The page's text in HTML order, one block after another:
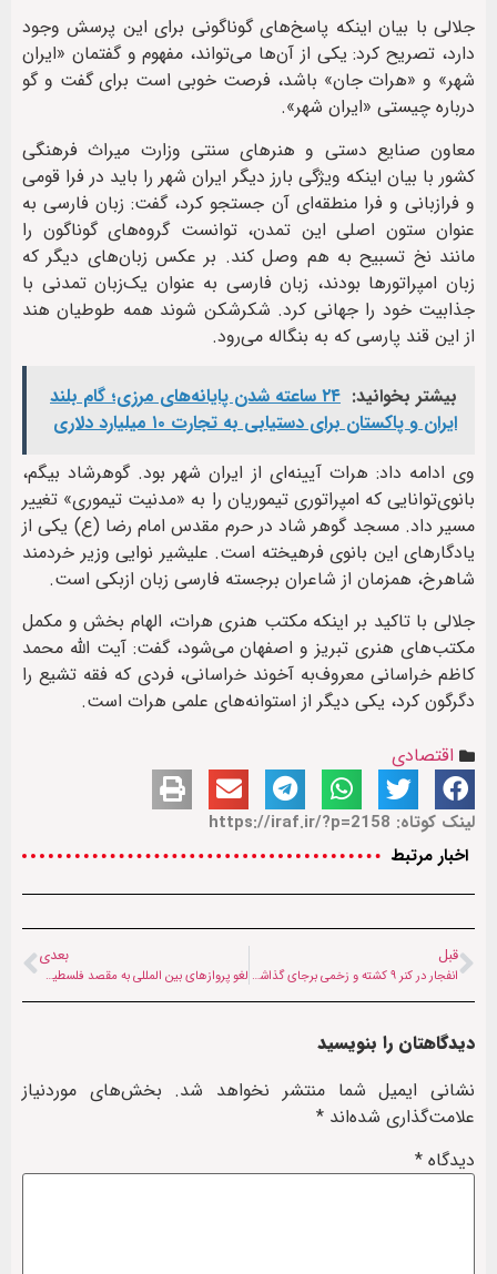
جلالی با بیان اینکه پاسخ‌های گوناگونی برای این پرسش وجود
دارد، تصریح کرد: یکی از آن‌ها می‌تواند، مفهوم و گفتمان «ایران
شهر» و «هرات جان» باشد، فرصت خوبی است برای گفت و گو
درباره چیستی «ایران شهر».
معاون صنایع دستی و هنرهای سنتی وزارت میراث فرهنگی
کشور با بیان اینکه ویژگی‌ بارز دیگر ایران شهر را باید در فرا قومی
و فرازبانی و فرا منطقه‌ای آن جستجو کرد، گفت: زبان فارسی به
عنوان ستون اصلی این تمدن، توانست گروه‌های گوناگون را
مانند نخ تسبیح به هم وصل کند. بر عکس زبان‌های دیگر که
زبان امپراتورها بودند، زبان فارسی به عنوان یک‌زبان تمدنی با
جذابیت خود را جهانی کرد. شکرشکن‌ شوند همه طوطیان هند
از این قند پارسی که به بنگاله می‌رود.
بیشتر بخوانید:
۲۴ ساعته شدن پایانه‌های مرزی؛ گام بلند
ایران و پاکستان برای دستیابی به تجارت ۱۰ میلیارد دلاری
وی ادامه داد: هرات آیینه‌ای از ایران شهر بود. گوهرشاد بیگم،
بانوی‌توانایی که امپراتوری تیموریان را به «مدنیت تیموری» تغییر
مسیر داد. مسجد گوهر شاد در حرم مقدس امام رضا (ع) یکی از
یادگارهای این بانوی فرهیخته است. علیشیر نوایی وزیر خردمند
شاهرخ، همزمان از شاعران برجسته فارسی زبان ازبکی است.
جلالی با تاکید بر اینکه مکتب هنری هرات، الهام بخش و مکمل
مکتب‌های هنری تبریز و اصفهان می‌شود، گفت: آیت الله محمد
کاظم خراسانی معروف‌به آخوند خراسانی، فردی که فقه تشیع را
دگرگون کرد، یکی دیگر از استوانه‌های علمی هرات است.
اقتصادی
لینک کوتاه: https://iraf.ir/?p=2158
اخبار مرتبط
قبل
انفجار در کنر ۹ کشته و زخمی برجای گذاشت
بعدی
لغو پروازهای بین المللی به مقصد فلسطین اشغالی
دیدگاهتان را بنویسید
نشانی ایمیل شما منتشر نخواهد شد. بخش‌های موردنیاز
علامت‌گذاری شده‌اند *
دیدگاه *